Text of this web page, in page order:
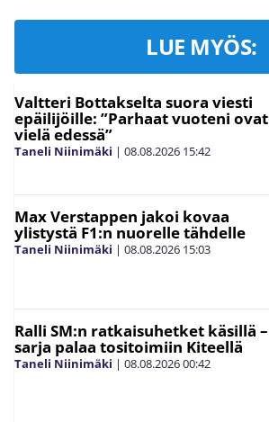
LUE MYÖS:
Valtteri Bottakselta suora viesti
epäilijöille: ”Parhaat vuoteni ovat
vielä edessä”
Taneli Niinimäki | 08.08.2026 15:42
Max Verstappen jakoi kovaa
ylistystä F1:n nuorelle tähdelle
Taneli Niinimäki | 08.08.2026 15:03
Ralli SM:n ratkaisuhetket käsillä –
sarja palaa tositoimiin Kiteellä
Taneli Niinimäki | 08.08.202600:42